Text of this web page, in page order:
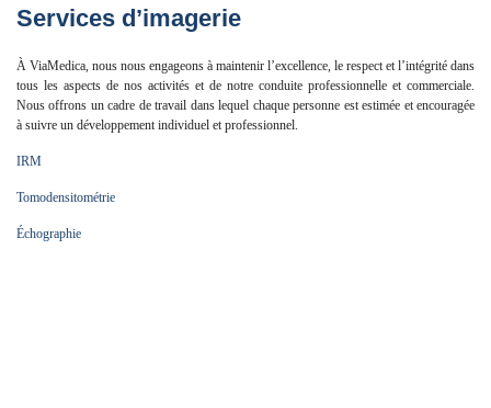
Services d’imagerie
À ViaMedica, nous nous engageons à maintenir l’excellence, le respect et l’intégrité dans
tous les aspects de nos activités et de notre conduite professionnelle et commerciale.
Nous offrons un cadre de travail dans lequel chaque personne est estimée et encouragée
à suivre un développement individuel et professionnel.
IRM
Tomodensitométrie
Échographie